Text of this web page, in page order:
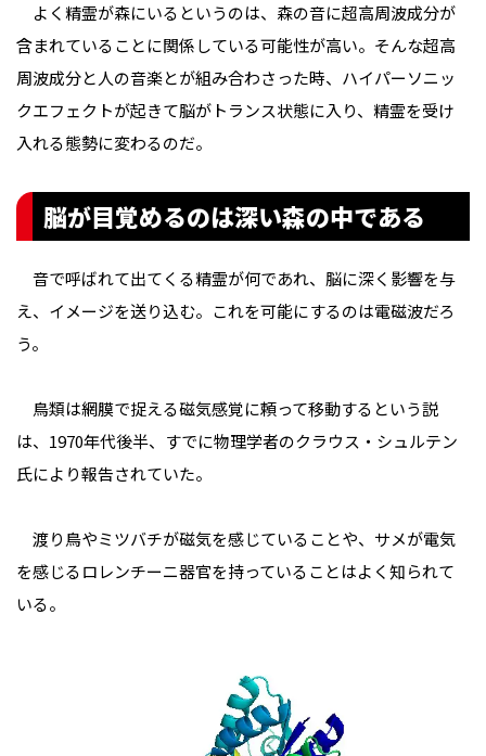
よく精霊が森にいるというのは、森の音に超高周波成分が
含まれていることに関係している可能性が高い。そんな超高
周波成分と人の音楽とが組み合わさった時、ハイパーソニッ
クエフェクトが起きて脳がトランス状態に入り、精霊を受け
入れる態勢に変わるのだ。
脳が目覚めるのは深い森の中である
音で呼ばれて出てくる精霊が何であれ、脳に深く影響を与
え、イメージを送り込む。これを可能にするのは電磁波だろ
う。
鳥類は網膜で捉える磁気感覚に頼って移動するという説
は、1970年代後半、すでに物理学者のクラウス・シュルテン
氏により報告されていた。
渡り鳥やミツバチが磁気を感じていることや、サメが電気
を感じるロレンチーニ器官を持っていることはよく知られて
いる。